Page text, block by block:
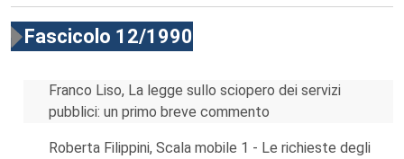
Fascicolo 12/1990
Franco Liso, La legge sullo sciopero dei servizi
pubblici: un primo breve commento
Roberta Filippini, Scala mobile 1 - Le richieste degli